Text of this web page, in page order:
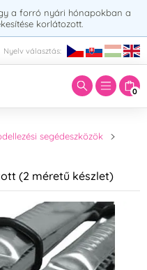
a forró nyári hónapokban a
korlátozott.
Nyelv választás:
0
segédeszközök
(2 méretű készlet)